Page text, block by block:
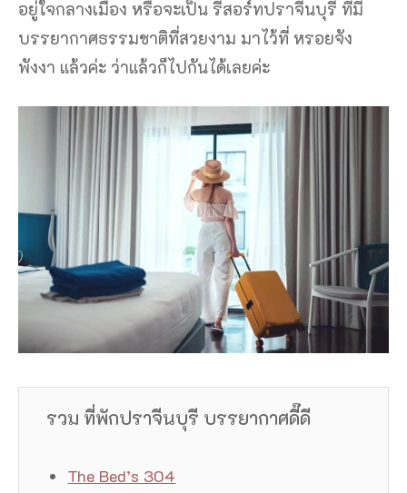
อยู่ใจกลางเมือง หรือจะเป็น รีสอร์ทปราจีนบุรี ที่มี
บรรยากาศธรรมชาติที่สวยงาม มาไว้ที่ หรอยจัง
พังงา แล้วค่ะ ว่าแล้วก็ไปกันได้เลยค่ะ
รวม ที่พักปราจีนบุรี บรรยากาศดี๊ดี
The Bed’s 304